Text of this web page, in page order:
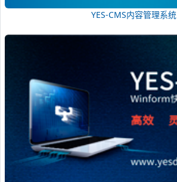
YES-CMS内容管理系统